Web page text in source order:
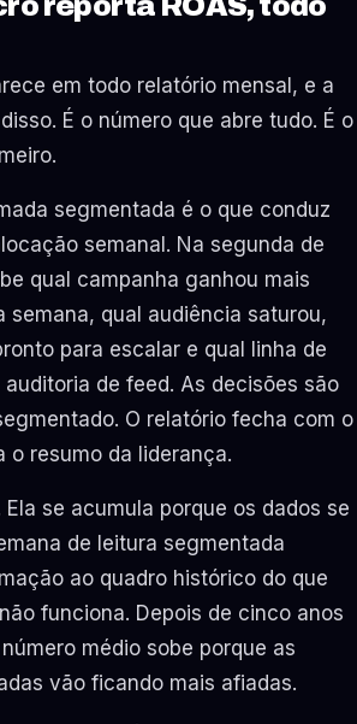
em todo relatório mensal, e a
É o número que abre tudo. É o
segmentada é o que conduz
semanal. Na segunda de
qual campanha ganhou mais
semana, qual audiência saturou,
para escalar e qual linha de
de feed. As decisões são
O relatório fecha com o
o resumo da liderança.
Ela se acumula porque os dados se
de leitura segmentada
ao quadro histórico do que
funciona. Depois de cinco anos
médio sobe porque as
vão ficando mais afiadas.